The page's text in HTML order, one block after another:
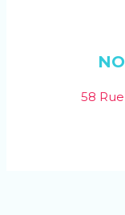
58